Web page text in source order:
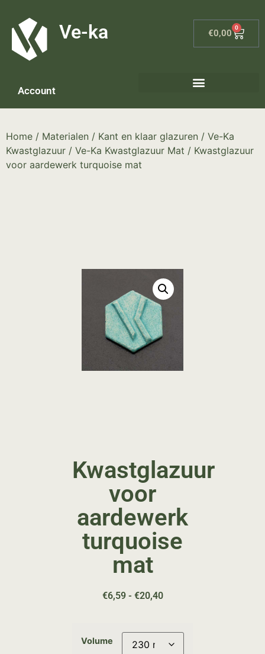
Ve-ka €0,00
0
Account
Home / Materialen / Kant en klaar glazuren / Ve-Ka
Kwastglazuur / Ve-Ka Kwastglazuur Mat / Kwastglazuur
voor aardewerk turquoise mat
Kwastglazuur
voor
aardewerk
turquoise
mat
€6,59 - €20,40
Volume